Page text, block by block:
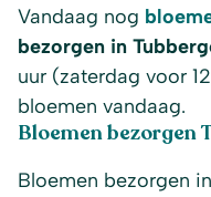
Vandaag nog
bezorgen in
uur (zaterdag voor
bloemen vandaag.
Bloemen bezorgen
Bloemen bezorgen